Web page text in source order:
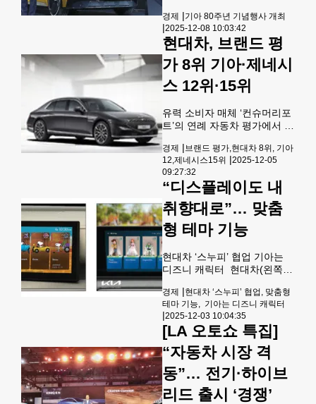
대차그룹 회장과 손호성(오른
쪽) 기아 사장 등 현대차그룹
임직원이 5일 경기 용인 기아
비전스퀘어에서 기아가 창립
80주년을 맞아 손보인 미래 콘
셉트카‘비전 메타투리스모’와
기념 촬영을 하고 있다. [연
합] “기아는 한국 산업사에 매
우 특별한 회사입니다. 수많은
위기와 어려움을 이겨냈습니
다. 기아의 80년은 한 편의 서
사시와 같은 위대한 여정이었
습니다.” 정의선 현대자동차그
룹 회장은 지난 5일 경기 용인
시 기아 비전스퀘어에
경제 |기아 80주년 기념행사 개최
|2025-12-08 10:03:42
현대차, 브랜드 평
가 8위 기아·제네시
스 12위·15위
유력 소비자 매체 ‘컨슈머리포
트’의 연례 자동차 평가에서 한
권에 머물렀다 컨슈머리포트
가 4일 발표한 연례 자동차 브
랜드 평가에서 전체 31개 브랜
드 중 스바루가 종합 점수 82
점으로 BMW(2위)를 제치고 1
위를 차지했다. 이어 포르셰
(79점)가 3위에 올랐고, 혼다
(76점)와 도요타(75점), 렉서
스(75점) 등 다른 일본 브랜드
가 6위까지 포진했다. 한국차
브랜드 중 현대차(74점)는 8
위, 기아(72점)는 12위, 제네시
스(69점)는 15위를 각각 기록
했다. 일론 머스크가 이끄는 테
슬라(
경제 | 브랜드 평가,현대차 8위, 기아
12,제네시스15위 |2025-12-05
09:27:32
“디스플레이도 내
취향대로”… 맞춤
형 테마 기능
현대차 ‘스누피’ 협업 기아는
디즈니 캐릭터 현대차(왼쪽)
기반을 둔 테마 디스플레이 기
능을 도입했다. [현대차그룹 제
공] 현대차와 기아가 각각 차
량 디스플레이에 맞춤형 테마
기능을 도입했다. 이에 따라 이
제는 좋아하는 유명 인기 캐릭
터가 적용된 나만의 독특한 디
스플레이를 사용할 수 있게 됐
다. 현대차는 ‘피너츠’와 협업
경제 |현대차 ‘스누피’ 협업, 맞춤형
테마 기능, 기아는 디즈니 캐릭터
|2025-12-03 10:04:35
[LA 오토쇼 특집]
“자동차 시장 격
동”… 전기·하이브
리드 출시 ‘경쟁’